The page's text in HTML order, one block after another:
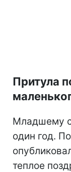
Притула
Младшему
один год.
теплое